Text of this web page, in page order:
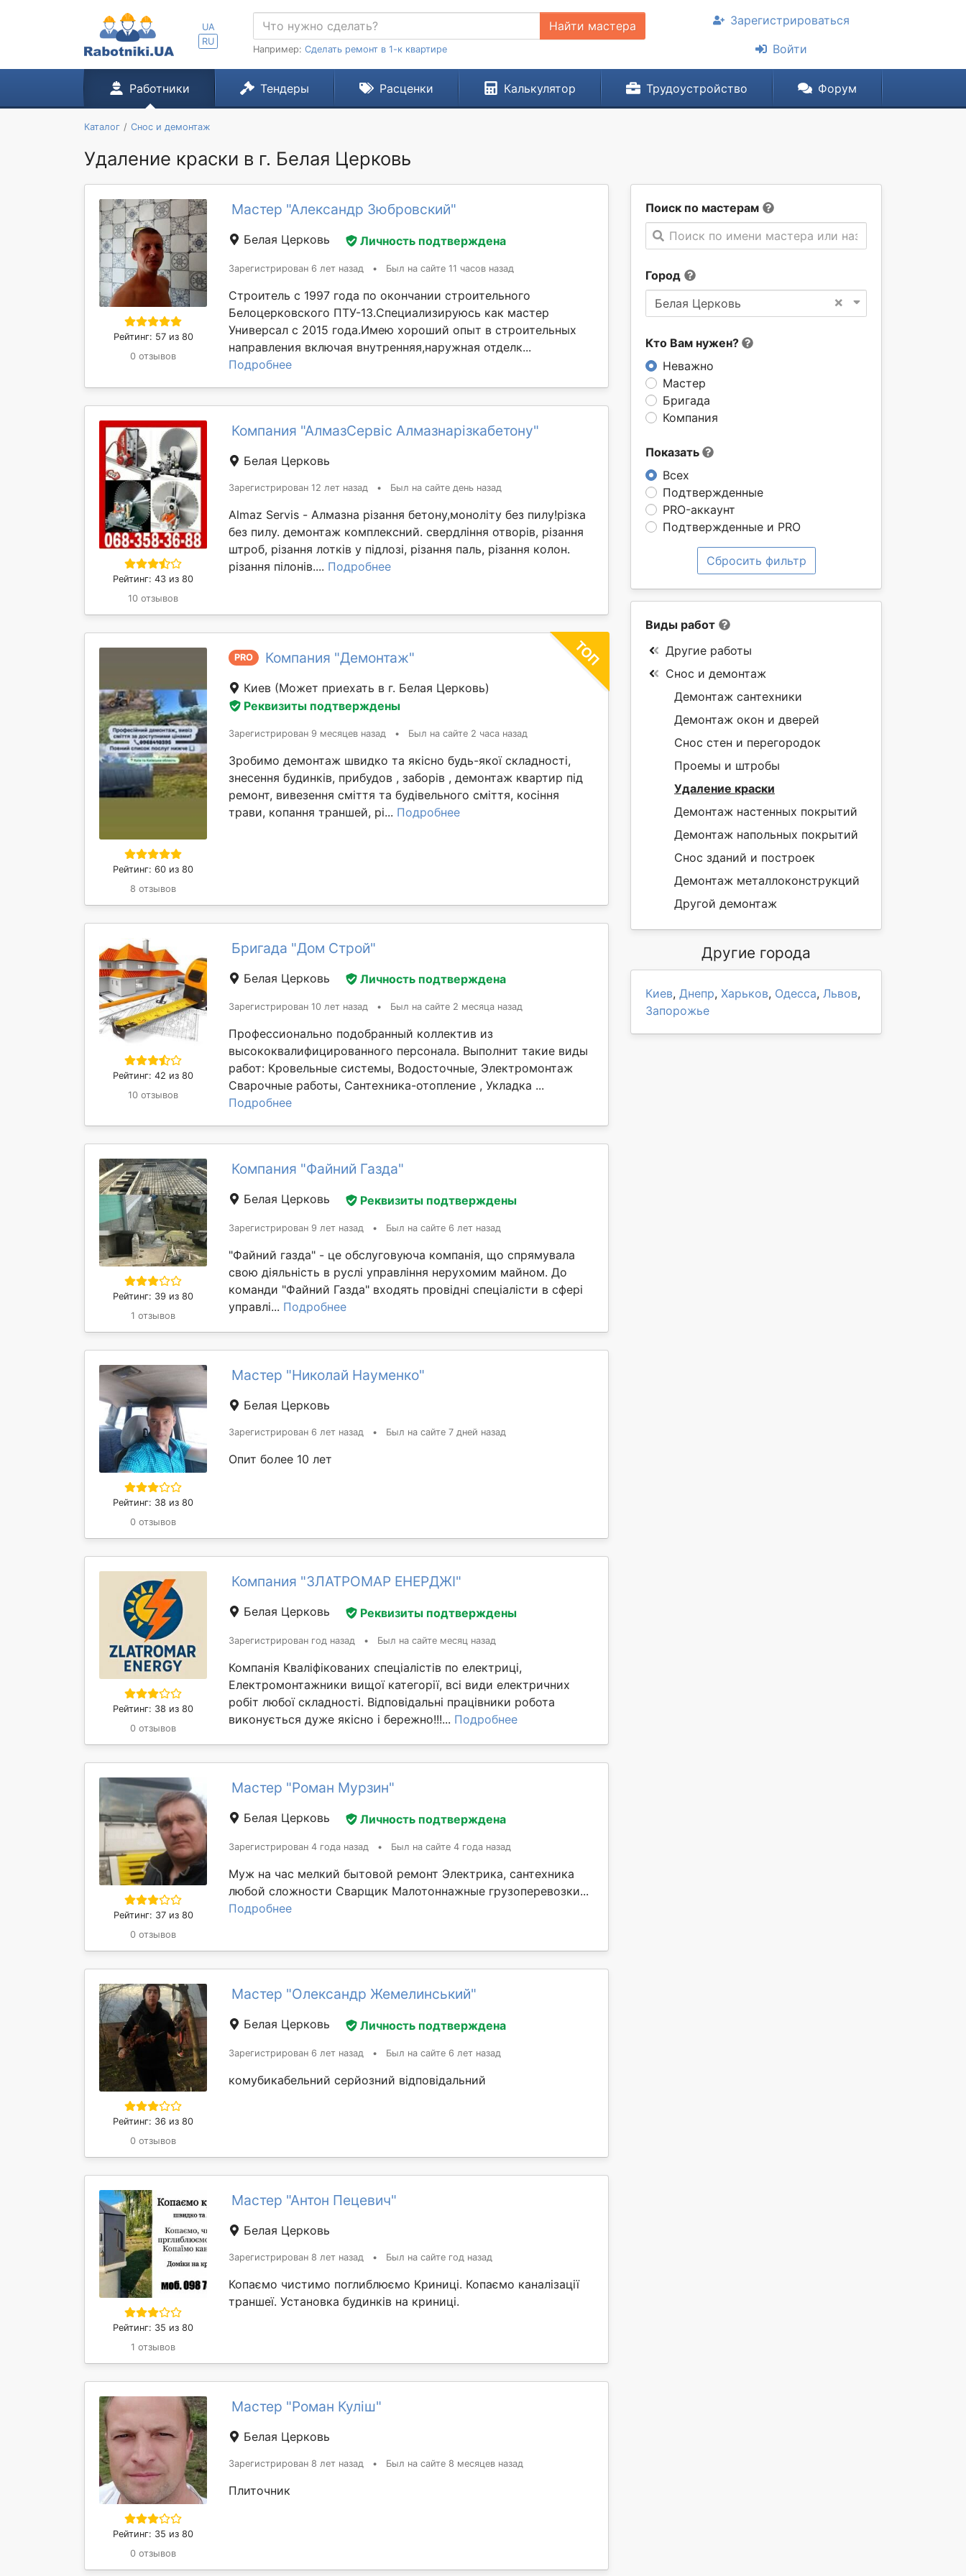
UA
RU
Найти мастера
Например: Сделать ремонт в 1-к квартире
Зарегистрироваться
Войти
Работники Тендеры Расценки Калькулятор Трудоустройство Форум
Каталог Снос и демонтаж
Удаление краски в г. Белая Церковь
Поиск по мастерам
Поиск по имени мастера или названии компании
Город
×
Белая Церковь
Кто Вам нужен?
Неважно
Мастер
Бригада
Компания
Показать
Всех
Подтвержденные
PRO-аккаунт
Подтвержденные и PRO
Сбросить фильтр
Рейтинг: 57 из 80
0 отзывов
Мастер "Александр Зюбровский"
Белая Церковь Личность подтверждена
Зарегистрирован 6 лет назад • Был на сайте 11 часов назад
Строитель с 1997 года по окончании строительного
Белоцерковского ПТУ-13.Специализируюсь как мастер
Универсал с 2015 года.Имею хороший опыт в строительных
направления включая внутренняя,наружная отделк...
Подробнее
Рейтинг: 43 из 80
10 отзывов
Компания "АлмазСервіс Алмазнарізкабетону"
Белая Церковь
Зарегистрирован 12 лет назад • Был на сайте день назад
Almaz Servis - Алмазна різання бетону,моноліту без пилу!різка
без пилу. демонтаж комплексний. свердління отворів, різання
штроб, різання лотків у підлозі, різання паль, різання колон.
різання пілонів.... Подробнее
Рейтинг: 60 из 80
8 отзывов
PRO Компания "Демонтаж"
Киев (Может приехать в г. Белая Церковь)
Реквизиты подтверждены
Зарегистрирован 9 месяцев назад • Был на сайте 2 часа назад
Зробимо демонтаж швидко та якісно будь-якої складності,
знесення будинків, прибудов , заборів , демонтаж квартир під
ремонт, вивезення сміття та будівельного сміття, косіння
трави, копання траншей, рі... Подробнее
Рейтинг: 42 из 80
10 отзывов
Бригада "Дом Строй"
Белая Церковь Личность подтверждена
Зарегистрирован 10 лет назад • Был на сайте 2 месяца назад
Профессионально подобранный коллектив из
высококвалифицированного персонала. Выполнит такие виды
работ: Кровельные системы, Водосточные, Электромонтаж
Сварочные работы, Сантехника-отопление , Укладка ...
Подробнее
Рейтинг: 39 из 80
1 отзывов
Компания "Файний Газда"
Белая Церковь Реквизиты подтверждены
Зарегистрирован 9 лет назад • Был на сайте 6 лет назад
"Файний газда" - це обслуговуюча компанія, що спрямувала
свою діяльність в руслі управління нерухомим майном. До
команди "Файний Газда" входять провідні спеціалісти в сфері
управлі... Подробнее
Рейтинг: 38 из 80
0 отзывов
Мастер "Николай Науменко"
Белая Церковь
Зарегистрирован 6 лет назад • Был на сайте 7 дней назад
Опит более 10 лет
Рейтинг: 38 из 80
0 отзывов
Компания "ЗЛАТРОМАР ЕНЕРДЖІ"
Белая Церковь Реквизиты подтверждены
Зарегистрирован год назад • Был на сайте месяц назад
Компанія Кваліфікованих спеціалістів по електриці,
Електромонтажники вищої категорії, всі види електричних
робіт любої складності. Відповідальні працівники робота
виконується дуже якісно і бережно!!!... Подробнее
Рейтинг: 37 из 80
0 отзывов
Мастер "Роман Мурзин"
Белая Церковь Личность подтверждена
Зарегистрирован 4 года назад • Был на сайте 4 года назад
Муж на час мелкий бытовой ремонт Электрика, сантехника
любой сложности Сварщик Малотоннажные грузоперевозки...
Подробнее
Рейтинг: 36 из 80
0 отзывов
Мастер "Олександр Жемелинський"
Белая Церковь Личность подтверждена
Зарегистрирован 6 лет назад • Был на сайте 6 лет назад
комубикабельний серйозний відповідальний
Рейтинг: 35 из 80
1 отзывов
Мастер "Антон Пецевич"
Белая Церковь
Зарегистрирован 8 лет назад • Был на сайте год назад
Копаємо чистимо поглиблюємо Криниці. Копаємо каналізації
траншеї. Установка будинків на криниці.
Рейтинг: 35 из 80
0 отзывов
Мастер "Роман Куліш"
Белая Церковь
Зарегистрирован 8 лет назад • Был на сайте 8 месяцев назад
Плиточник
Виды работ
Другие работы
Снос и демонтаж
Демонтаж сантехники
Демонтаж окон и дверей
Снос стен и перегородок
Проемы и штробы
Удаление краски
Демонтаж настенных покрытий
Демонтаж напольных покрытий
Снос зданий и построек
Демонтаж металлоконструкций
Другой демонтаж
Другие города
Киев, Днепр, Харьков, Одесса, Львов,
Запорожье